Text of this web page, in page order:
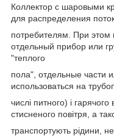
Коллектор с шаровыми
для распределения
потребителям. При этом
отдельный прибор или
"теплого
пола", отдельные части
использоваться на
числі питного) і
стисненого повітря, а
транспортують рідини,